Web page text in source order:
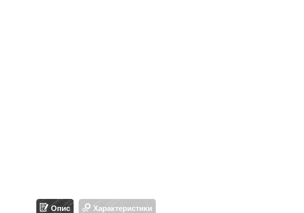
Опис Характеристики